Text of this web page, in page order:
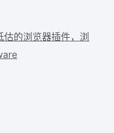
估的浏览器插件，浏